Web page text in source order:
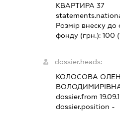
КВАРТИРА 37
Розмір внеску до
фонду (грн.): 100
dossier.heads:
КОЛОСОВА
dossier.from
dossier.position -